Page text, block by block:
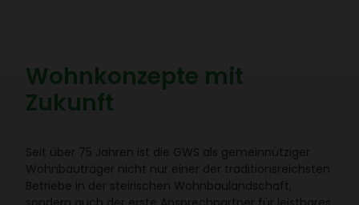
Wohn­kon­zepte mit
Zukunft
Seit über 75 Jahren ist die GWS als gemein­nüt­ziger
Wohn­bau­träger nicht nur einer der tradi­ti­ons­reichsten
Betriebe in der stei­ri­schen Wohn­bau­land­schaft,